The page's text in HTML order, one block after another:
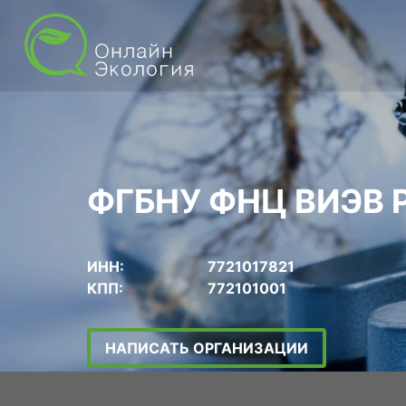
ФГБНУ ФНЦ ВИЭВ
ИНН:
7721017821
КПП:
772101001
НАПИСАТЬ ОРГАНИЗАЦИИ